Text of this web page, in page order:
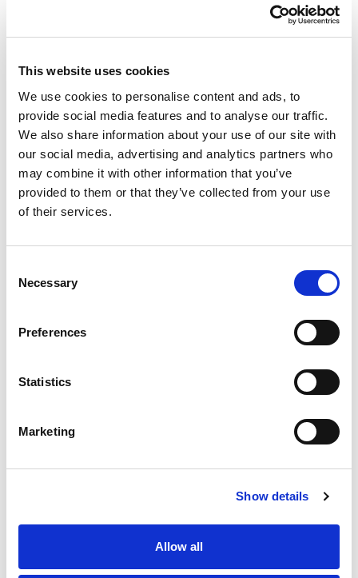
This website uses cookies
We use cookies to personalise content and ads, to
provide social media features and to analyse our traffic.
We also share information about your use of our site with
our social media, advertising and analytics partners who
may combine it with other information that you’ve
provided to them or that they’ve collected from your use
of their services.
Selection
Necessary
Preferences
Statistics
Marketing
Show details
Allow all
Na een telefoongesprek van een half uur met de
geworden. Kasper had het hele weekend in bed
gelegen, had nergens zin in, reageerde
chagrijnig op anderen
Het nieuwe digitale LOB-portfolio: een
Bij Tumult willen we ons constant blijven
leeromgeving en luisteren we daarvoor naar
feedback van gebruikers. Werk je in schooljaar